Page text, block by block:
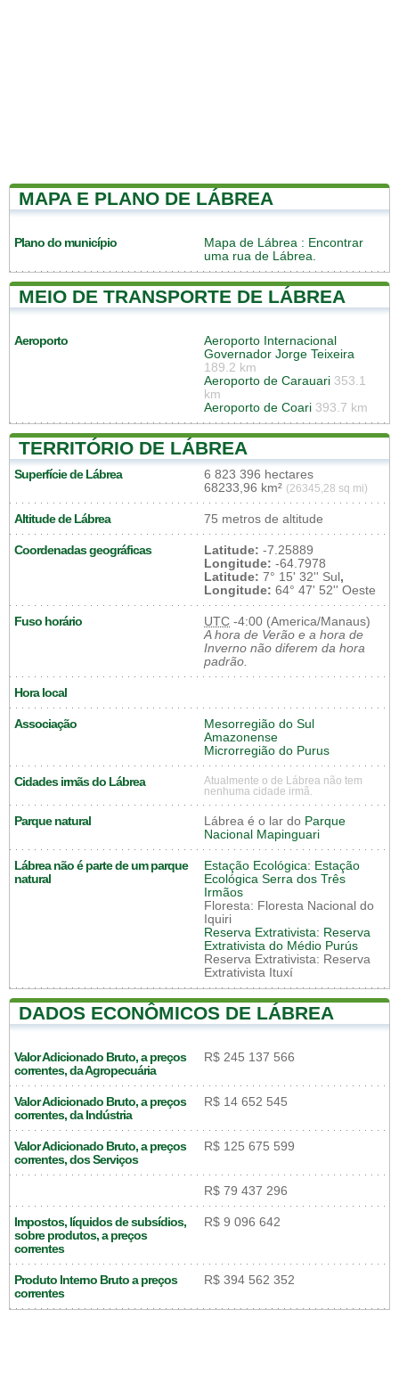
MAPA E PLANO DE LÁBREA
Plano do município Mapa de Lábrea : Encontrar
uma rua de Lábrea.
MEIO DE TRANSPORTE DE LÁBREA
Aeroporto
Aeroporto Internacional
Governador Jorge Teixeira
189.2 km
Aeroporto de Carauari 353.1
km
Aeroporto de Coari 393.7 km
TERRITÓRIO DE LÁBREA
Superfície de Lábrea
6 823 396 hectares
68233,96 km² (26345,28 sq mi)
Altitude de Lábrea 75 metros de altitude
Coordenadas geográficas Latitude: -7.25889
Longitude: -64.7978
Latitude: 7° 15' 32'' Sul,
Longitude: 64° 47' 52'' Oeste
Fuso horário UTC -4:00 (America/Manaus)
A hora de Verão e a hora de
Inverno não diferem da hora
padrão.
Hora local
Associação
Mesorregião do Sul
Amazonense
Microrregião do Purus
Cidades irmãs do Lábrea
Atualmente o de Lábrea não tem
nenhuma cidade irmã.
Parque natural Lábrea é o lar do Parque
Nacional Mapinguari
Lábrea não é parte de um parque
natural
Estação Ecológica: Estação
Ecológica Serra dos Três
Irmãos
Floresta: Floresta Nacional do
Iquiri
Reserva Extrativista: Reserva
Extrativista do Médio Purús
Reserva Extrativista: Reserva
Extrativista Ituxí
DADOS ECONÔMICOS DE LÁBREA
Valor Adicionado Bruto, a preços
correntes, da Agropecuária
R$ 245 137 566
Valor Adicionado Bruto, a preços
correntes, da Indústria
R$ 14 652 545
Valor Adicionado Bruto, a preços
correntes, dos Serviços
R$ 125 675 599
R$ 79 437 296
Impostos, líquidos de subsídios,
sobre produtos, a preços
correntes
R$ 9 096 642
Produto Interno Bruto a preços
correntes
R$ 394 562 352